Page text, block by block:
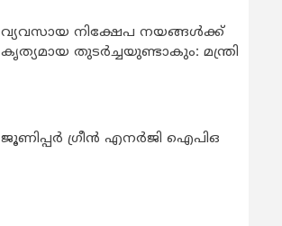
വ്യവസായ നിക്ഷേപ നയങ്ങള്‍ക്ക്
കൃത്യമായ തുടര്‍ച്ചയുണ്ടാകും: മന്ത്രി
ജൂണിപ്പർ ഗ്രീൻ എനർജി ഐപിഒ